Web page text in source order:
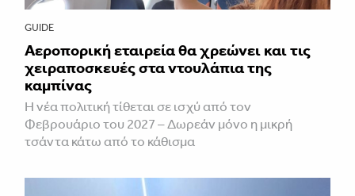
GUIDE
Αεροπορική εταιρεία θα χρεώνει και τις
χειραποσκευές στα ντουλάπια της
καμπίνας
Η νέα πολιτική τίθεται σε ισχύ από τον
Φεβρουάριο του 2027 – Δωρεάν μόνο η μικρή
τσάντα κάτω από το κάθισμα